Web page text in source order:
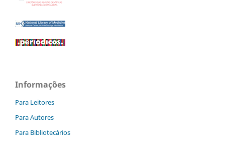
Informações
Para Leitores
Para Autores
Para Bibliotecários